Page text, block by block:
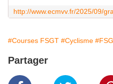
#Courses FSGT #Cyclisme
Partager